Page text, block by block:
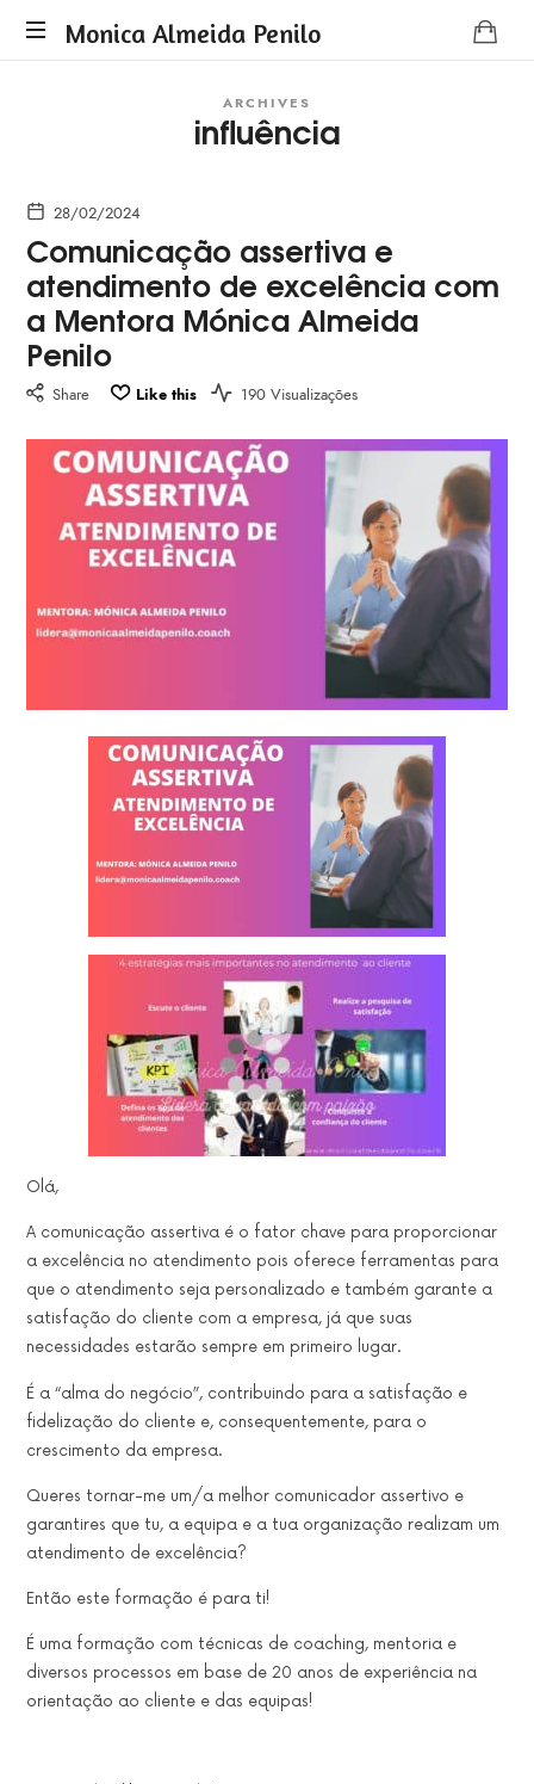
Monica
Monica Almeida Penilo
ARCHIVES
influência
28/02/2024
Comunicação assertiva e
atendimento de excelência com
a Mentora Mónica Almeida
Penilo
Share Like this 190 Visualizações
Olá,
A comunicação assertiva é o fator chave para proporcionar
a excelência no atendimento pois oferece ferramentas para
que o atendimento seja personalizado e também garante a
satisfação do cliente com a empresa, já que suas
necessidades estarão sempre em primeiro lugar.
É a “alma do negócio”, contribuindo para a satisfação e
fidelização do cliente e, consequentemente, para o
crescimento da empresa.
Queres tornar-me um/a melhor comunicador assertivo e
garantires que tu, a equipa e a tua organização realizam um
atendimento de excelência?
Então este formação é para ti!
É uma formação com técnicas de coaching, mentoria e
diversos processos em base de 20 anos de experiência na
orientação ao cliente e das equipas!